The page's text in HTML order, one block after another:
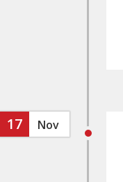
17 Nov